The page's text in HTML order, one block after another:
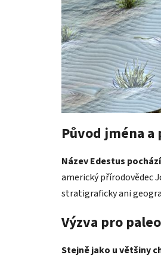
Původ jména
Název Edestus
americký přírodovědec
stratigraficky ani
Výzva pro
Stejně jako u většiny